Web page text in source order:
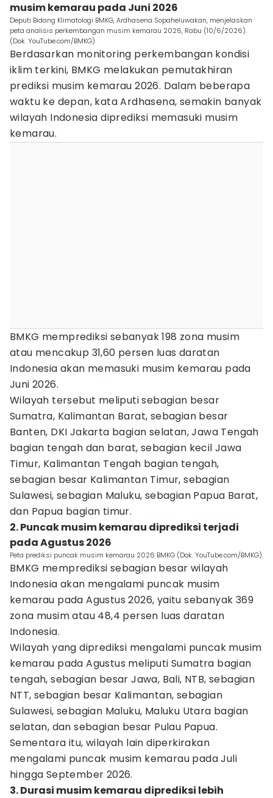
musim kemarau pada Juni 2026
Deputi Bidang Klimatologi BMKG, Ardhasena Sopaheluwakan, menjelaskan
peta analisis perkembangan musim kemarau 2026, Rabu (10/6/2026).
(Dok. YouTube.com/BMKG)
Berdasarkan monitoring perkembangan kondisi
iklim terkini, BMKG melakukan pemutakhiran
prediksi musim kemarau 2026. Dalam beberapa
waktu ke depan, kata Ardhasena, semakin banyak
wilayah Indonesia diprediksi memasuki musim
kemarau.
BMKG memprediksi sebanyak 198 zona musim
atau mencakup 31,60 persen luas daratan
Indonesia akan memasuki musim kemarau pada
Juni 2026.
Wilayah tersebut meliputi sebagian besar
Sumatra, Kalimantan Barat, sebagian besar
Banten, DKI Jakarta bagian selatan, Jawa Tengah
bagian tengah dan barat, sebagian kecil Jawa
Timur, Kalimantan Tengah bagian tengah,
sebagian besar Kalimantan Timur, sebagian
Sulawesi, sebagian Maluku, sebagian Papua Barat,
dan Papua bagian timur.
2. Puncak musim kemarau diprediksi terjadi
pada Agustus 2026
Peta prediksi puncak musim kemarau 2026 BMKG (Dok. YouTube.com/BMKG).
BMKG memprediksi sebagian besar wilayah
Indonesia akan mengalami puncak musim
kemarau pada Agustus 2026, yaitu sebanyak 369
zona musim atau 48,4 persen luas daratan
Indonesia.
Wilayah yang diprediksi mengalami puncak musim
kemarau pada Agustus meliputi Sumatra bagian
tengah, sebagian besar Jawa, Bali, NTB, sebagian
NTT, sebagian besar Kalimantan, sebagian
Sulawesi, sebagian Maluku, Maluku Utara bagian
selatan, dan sebagian besar Pulau Papua.
Sementara itu, wilayah lain diperkirakan
mengalami puncak musim kemarau pada Juli
hingga September 2026.
3. Durasi musim kemarau diprediksi lebih